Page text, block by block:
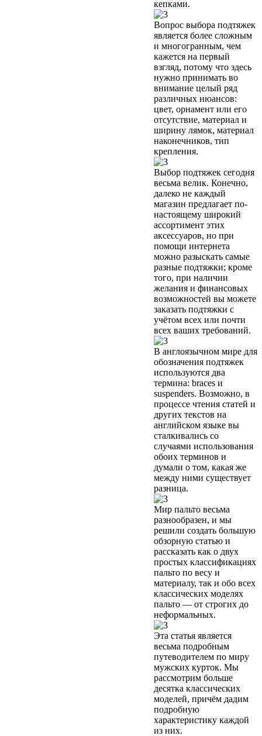
кепками.
Вопрос выбора подтяжек
является более сложным
и многогранным, чем
кажется на первый
взгляд, потому что здесь
нужно принимать во
внимание целый ряд
различных нюансов:
цвет, орнамент или его
отсутствие, материал и
ширину лямок, материал
наконечников, тип
крепления.
Выбор подтяжек сегодня
весьма велик. Конечно,
далеко не каждый
магазин предлагает по-
настоящему широкий
ассортимент этих
аксессуаров, но при
помощи интернета
можно разыскать самые
разные подтяжки; кроме
того, при наличии
желания и финансовых
возможностей вы можете
заказать подтяжки с
учётом всех или почти
всех ваших требований.
В англоязычном мире для
обозначения подтяжек
используются два
термина: braces и
suspenders. Возможно, в
процессе чтения статей и
других текстов на
английском языке вы
сталкивались со
случаями использования
обоих терминов и
думали о том, какая же
между ними существует
разница.
Мир пальто весьма
разнообразен, и мы
решили создать большую
обзорную статью и
рассказать как о двух
простых классификациях
пальто по весу и
материалу, так и обо всех
классических моделях
пальто — от строгих до
неформальных.
Эта статья является
весьма подробным
путеводителем по миру
мужских курток. Мы
рассмотрим больше
десятка классических
моделей, причём дадим
подробную
характеристику каждой
из них.